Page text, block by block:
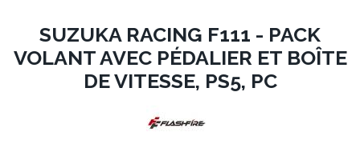
SUZUKA RACING F111 - PACK
VOLANT AVEC PÉDALIER ET BOÎTE
DE VITESSE, PS5, PC